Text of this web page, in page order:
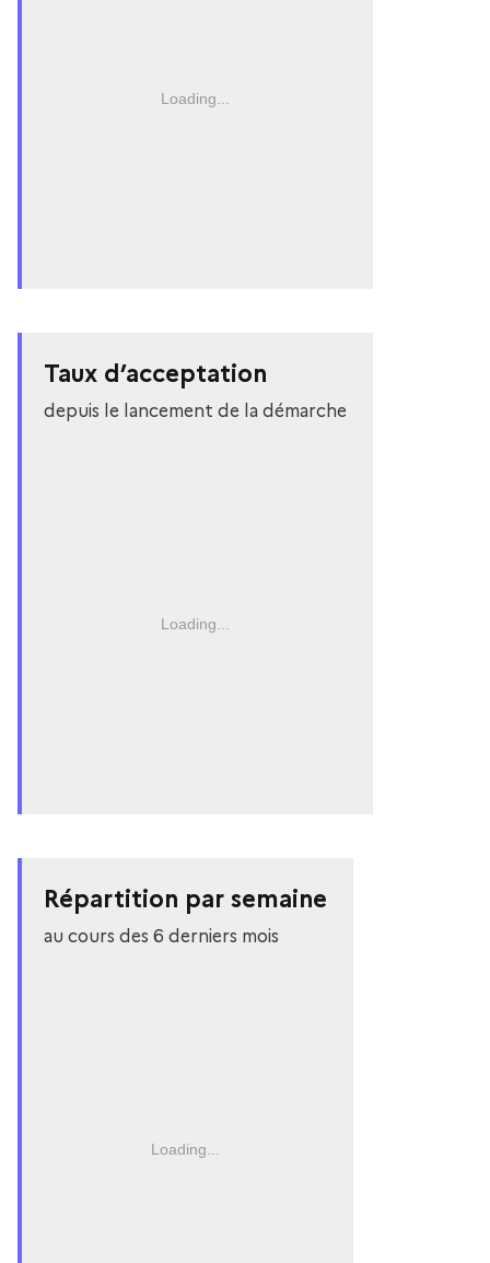
Loading...
Taux d’acceptation
depuis le lancement de la démarche
Loading...
Répartition par semaine
au cours des 6 derniers mois
Loading...